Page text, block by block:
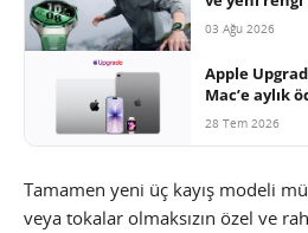
03 Ağu 2026
Apple
Mac’e aylık
28 Tem 2026
Tamamen yeni üç kayış modeli
veya tokalar olmaksızın özel ve